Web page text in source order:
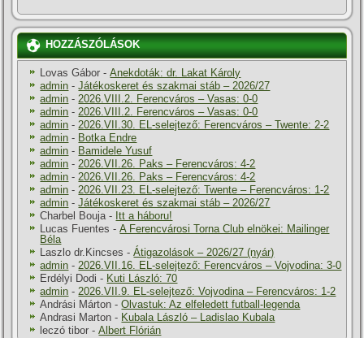
HOZZÁSZÓLÁSOK
Lovas Gábor -Anekdoták: dr. Lakat Károly
admin -Játékoskeret és szakmai stáb – 2026/27
admin -2026.VIII.2. Ferencváros – Vasas: 0-0
admin -2026.VIII.2. Ferencváros – Vasas: 0-0
admin -2026.VII.30. EL-selejtező: Ferencváros – Twente: 2-2
admin - Botka Endre
admin - Bamidele Yusuf
admin -2026.VII.26. Paks – Ferencváros: 4-2
admin -2026.VII.26. Paks – Ferencváros: 4-2
admin -2026.VII.23. EL-selejtező: Twente – Ferencváros: 1-2
admin -Játékoskeret és szakmai stáb – 2026/27
Charbel Bouja- Itt a háboru!
Lucas Fuentes -A Ferencvárosi Torna Club elnökei: Mailinger
Béla
Laszlo dr.Kincses -Átigazolások – 2026/27 (nyár)
admin -2026.VII.16. EL-selejtező: Ferencváros – Vojvodina: 3-0
Erdélyi Dodi - Kuti László: 70
admin -2026.VII.9. EL-selejtező: Vojvodina – Ferencváros: 1-2
Andrási Márton -Olvastuk: Az elfeledett futball-legenda
Andrasi Marton - Kubala László – Ladislao Kubala
leczó tibor -Albert Flórián